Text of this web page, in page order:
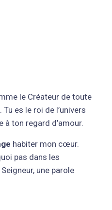
le Créateur de toute
es le roi de l’univers
à ton regard d’amour.
habiter mon cœur.
pas dans les
une parole